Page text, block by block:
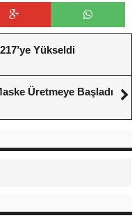
Yükseldi
Üretmeye Başladı